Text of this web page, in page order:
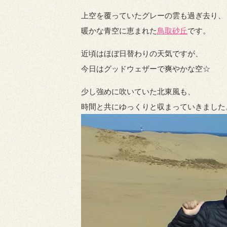
上空を覆っていたグレーの雲も過ぎ去り、
暖かな青空に恵まれた鳥取砂丘です。
近頃はほぼ日替わりの天気ですが、
今日はグッドウェザーで爽やかな空☆
少し強めに吹いていた北東風も、
時間と共にゆっくりと収まっていきまし